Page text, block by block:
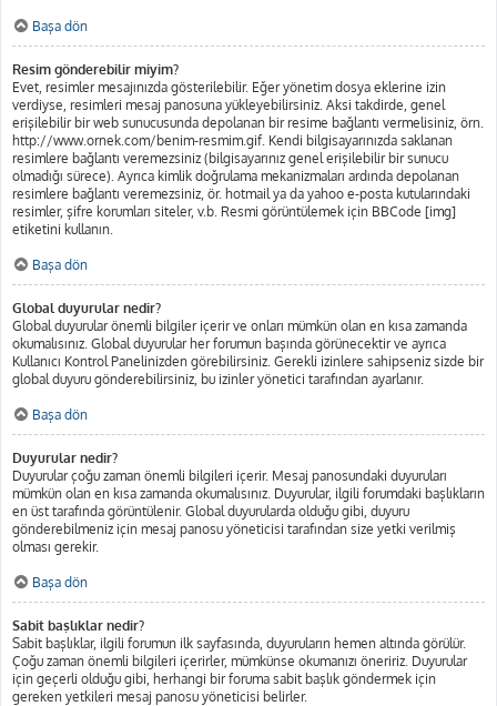
Başa dön
Resim gönderebilir miyim?
Evet, resimler mesajınızda gösterilebilir. Eğer yönetim dosya eklerine izin
verdiyse, resimleri mesaj panosuna yükleyebilirsiniz. Aksi takdirde, genel
erişilebilir bir web sunucusunda depolanan bir resime bağlantı vermelisiniz, örn.
http://www.ornek.com/benim-resmim.gif. Kendi bilgisayarınızda saklanan
resimlere bağlantı veremezsiniz (bilgisayarınız genel erişilebilir bir sunucu
olmadığı sürece). Ayrıca kimlik doğrulama mekanizmaları ardında depolanan
resimlere bağlantı veremezsiniz, ör. hotmail ya da yahoo e-posta kutularındaki
resimler, şifre korumları siteler, v.b. Resmi görüntülemek için BBCode [img]
etiketini kullanın.
Başa dön
Global duyurular nedir?
Global duyurular önemli bilgiler içerir ve onları mümkün olan en kısa zamanda
okumalısınız. Global duyurular her forumun başında görünecektir ve ayrıca
Kullanıcı Kontrol Panelinizden görebilirsiniz. Gerekli izinlere sahipseniz sizde bir
global duyuru gönderebilirsiniz, bu izinler yönetici tarafından ayarlanır.
Başa dön
Duyurular nedir?
Duyurular çoğu zaman önemli bilgileri içerir. Mesaj panosundaki duyuruları
mümkün olan en kısa zamanda okumalısınız. Duyurular, ilgili forumdaki başlıkların
en üst tarafında görüntülenir. Global duyurularda olduğu gibi, duyuru
gönderebilmeniz için mesaj panosu yöneticisi tarafından size yetki verilmiş
olması gerekir.
Başa dön
Sabit başlıklar nedir?
Sabit başlıklar, ilgili forumun ilk sayfasında, duyuruların hemen altında görülür.
Çoğu zaman önemli bilgileri içerirler, mümkünse okumanızı öneririz. Duyurular
için geçerli olduğu gibi, herhangi bir foruma sabit başlık göndermek için
gereken yetkileri mesaj panosu yöneticisi belirler.